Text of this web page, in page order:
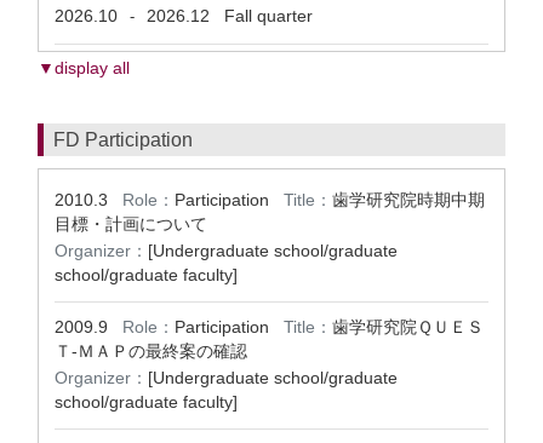
2026.10
- 2026.12 Fall quarter
▼display all
FD Participation
2010.3 Role： Participation Title： 歯学研究院時期中期
目標・計画について
Organizer： [Undergraduate school/graduate
school/graduate faculty]
2009.9 Role： Participation Title： 歯学研究院ＱＵＥＳ
Ｔ-ＭＡＰの最終案の確認
Organizer： [Undergraduate school/graduate
school/graduate faculty]